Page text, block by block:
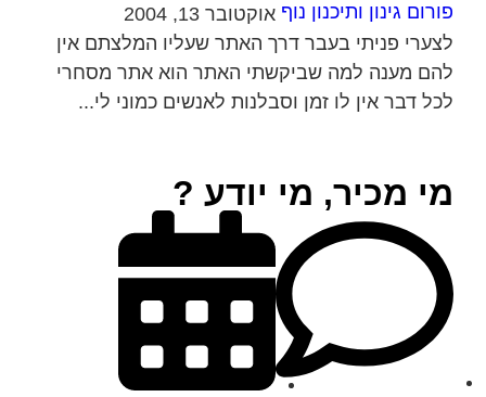
פורום גינון ותיכנון נוף אוקטובר 13, 2004
לצערי פניתי בעבר דרך האתר שעליו המלצתם אין
להם מענה למה שביקשתי האתר הוא אתר מסחרי
לכל דבר אין לו זמן וסבלנות לאנשים כמוני לי...
מי מכיר, מי יודע ?